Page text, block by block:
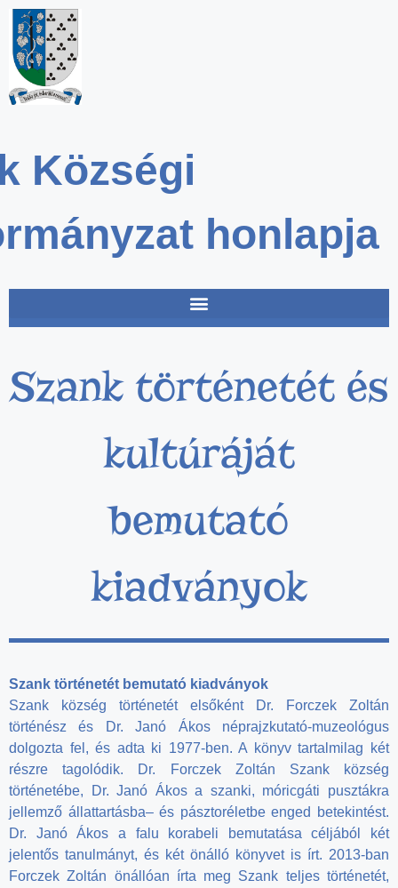
Községi
honlapja
Szank történetét és
kultúráját
bemutató
kiadványok
Szank történetét bemutató kiadványok
Szank község történetét elsőként Dr. Forczek Zoltán
történész és Dr. Janó Ákos néprajzkutató-muzeológus
dolgozta fel, és adta ki 1977-ben. A könyv tartalmilag két
részre tagolódik. Dr. Forczek Zoltán Szank község
történetébe, Dr. Janó Ákos a szanki, móricgáti pusztákra
jellemző állattartásba– és pásztoréletbe enged betekintést.
Dr. Janó Ákos a falu korabeli bemutatása céljából két
jelentős tanulmányt, és két önálló könyvet is írt. 2013-ban
Forczek Zoltán önállóan írta meg Szank teljes történetét,